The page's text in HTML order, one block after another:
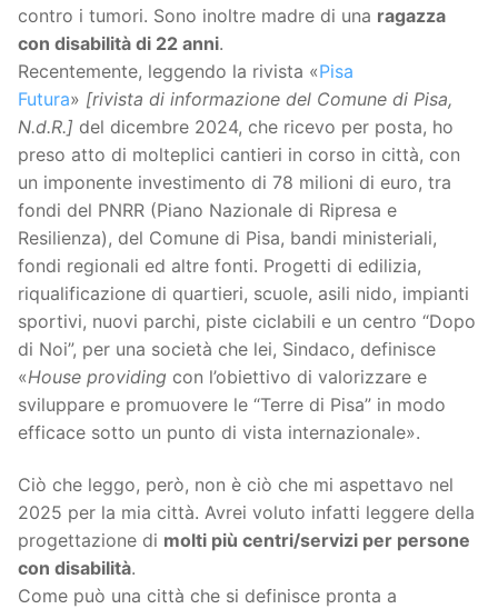
contro i tumori. Sono inoltre madre di una ragazza
con disabilità di 22 anni.
Recentemente, leggendo la rivista «Pisa
Futura» [rivista di informazione del Comune di Pisa,
N.d.R.] del dicembre 2024, che ricevo per posta, ho
preso atto di molteplici cantieri in corso in città, con
un imponente investimento di 78 milioni di euro, tra
fondi del PNRR (Piano Nazionale di Ripresa e
Resilienza), del Comune di Pisa, bandi ministeriali,
fondi regionali ed altre fonti. Progetti di edilizia,
riqualificazione di quartieri, scuole, asili nido, impianti
sportivi, nuovi parchi, piste ciclabili e un centro “Dopo
di Noi”, per una società che lei, Sindaco, definisce
«House providing con l’obiettivo di valorizzare e
sviluppare e promuovere le “Terre di Pisa” in modo
efficace sotto un punto di vista internazionale».
Ciò che leggo, però, non è ciò che mi aspettavo nel
2025 per la mia città. Avrei voluto infatti leggere della
progettazione di molti più centri/servizi per persone
con disabilità.
Come può una città che si definisce pronta a